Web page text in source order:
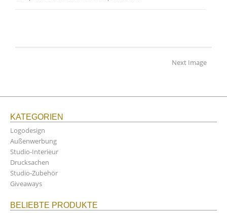
Next Image
KATEGORIEN
Logodesign
Außenwerbung
Studio-Interieur
Drucksachen
Studio-Zubehör
Giveaways
BELIEBTE PRODUKTE